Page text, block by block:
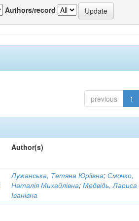
Authors/record
previous 1
Author(s)
Лужанська, Тетяна Юріївна;Смочко,
Наталія Михайлівна;Медвідь, Лариса
Іванівна